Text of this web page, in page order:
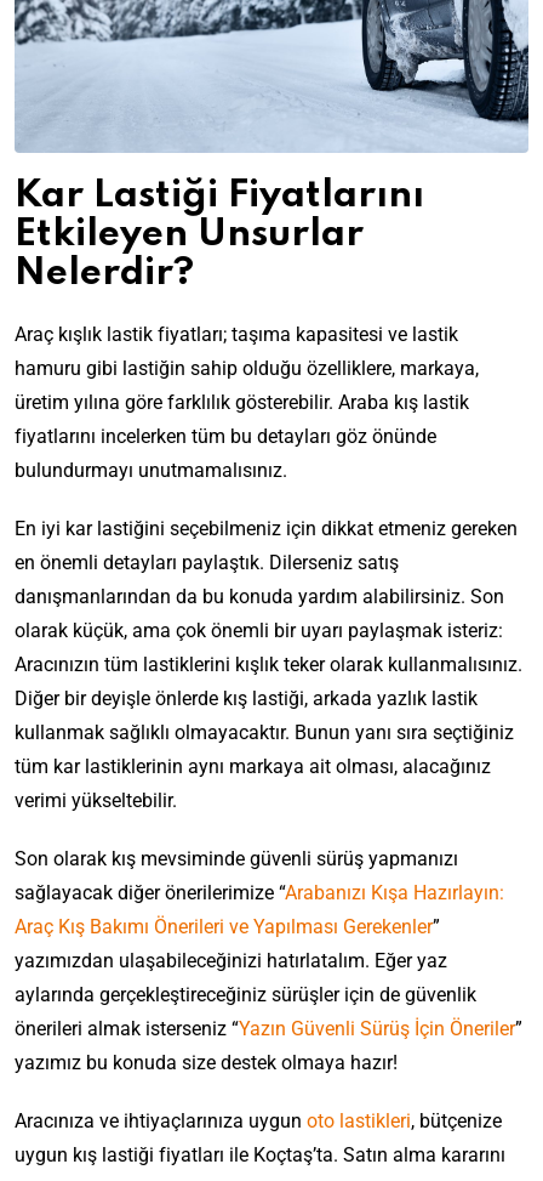
Kar Lastiği Fiyatlarını
Etkileyen Unsurlar
Nelerdir?
Araç kışlık lastik fiyatları; taşıma kapasitesi ve lastik
hamuru gibi lastiğin sahip olduğu özelliklere, markaya,
üretim yılına göre farklılık gösterebilir. Araba kış lastik
fiyatlarını incelerken tüm bu detayları göz önünde
bulundurmayı unutmamalısınız.
En iyi kar lastiğini seçebilmeniz için dikkat etmeniz gereken
en önemli detayları paylaştık. Dilerseniz satış
danışmanlarından da bu konuda yardım alabilirsiniz. Son
olarak küçük, ama çok önemli bir uyarı paylaşmak isteriz:
Aracınızın tüm lastiklerini kışlık teker olarak kullanmalısınız.
Diğer bir deyişle önlerde kış lastiği, arkada yazlık lastik
kullanmak sağlıklı olmayacaktır. Bunun yanı sıra seçtiğiniz
tüm kar lastiklerinin aynı markaya ait olması, alacağınız
verimi yükseltebilir.
Son olarak kış mevsiminde güvenli sürüş yapmanızı
sağlayacak diğer önerilerimize “Arabanızı Kışa Hazırlayın:
Araç Kış Bakımı Önerileri ve Yapılması Gerekenler”
yazımızdan ulaşabileceğinizi hatırlatalım. Eğer yaz
aylarında gerçekleştireceğiniz sürüşler için de güvenlik
önerileri almak isterseniz “Yazın Güvenli Sürüş İçin Öneriler”
yazımız bu konuda size destek olmaya hazır!
Aracınıza ve ihtiyaçlarınıza uygun oto lastikleri, bütçenize
uygun kış lastiği fiyatları ile Koçtaş’ta. Satın alma kararını